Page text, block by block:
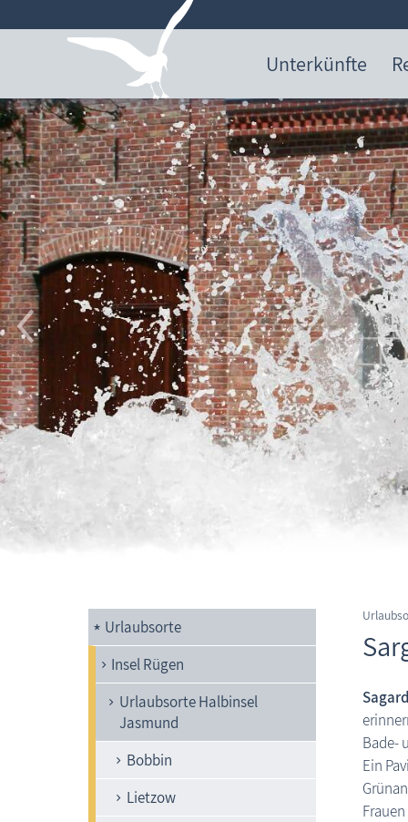
Unterkünfte
Urlaubsorte
Insel Rügen
Urlaubsorte Halbinsel
Jasmund
Bobbin
Lietzow
Bade-
Ein